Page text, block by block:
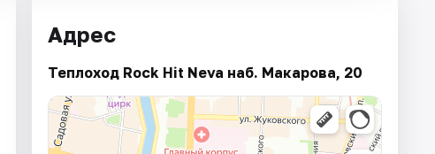
Адрес
Теплоход Rock Hit Neva наб. Макарова, 20